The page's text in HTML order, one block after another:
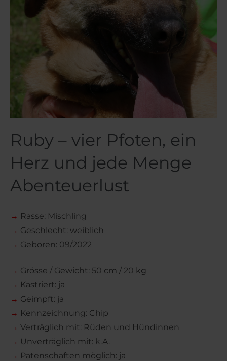
Ruby – vier Pfoten, ein
Herz und jede Menge
Abenteuerlust
→ Rasse: Mischling
→ Geschlecht: weiblich
→ Geboren: 09/2022
→ Grösse / Gewicht: 50 cm / 20 kg
→ Kastriert: ja
→ Geimpft: ja
→ Kennzeichnung: Chip
→ Verträglich mit: Rüden und Hündinnen
→ Unverträglich mit: k.A.
→ Patenschaften möglich: ja